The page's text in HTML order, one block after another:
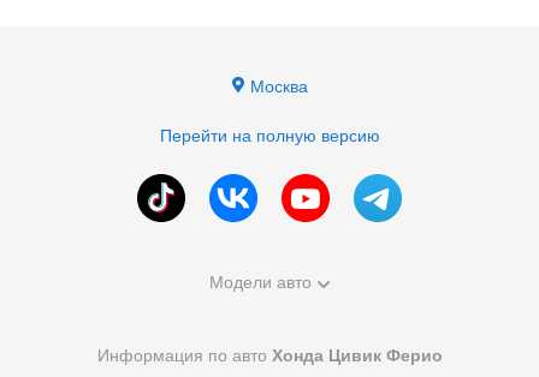
Москва
Перейти на полную версию
Модели авто
Информация по авто Хонда Цивик Ферио